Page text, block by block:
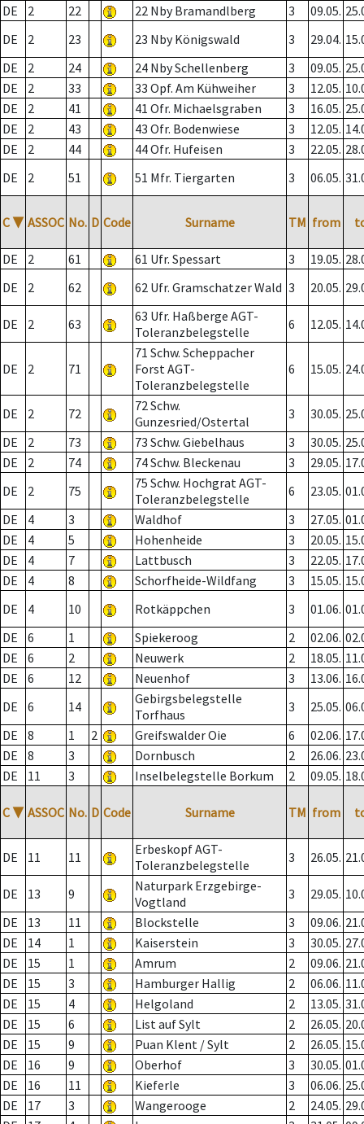
DE
2 22 22 Nby Bramandlberg 3 09.05.
DE
2 23 23 Nby Königswald 3 29.04.
DE
2 24 24 Nby Schellenberg 3 09.05.
DE
2 33 33 Opf. Am Kühweiher 3 12.05.
DE
2 41 41 Ofr. Michaelsgraben 3 16.05.
DE
2 43 43 Ofr. Bodenwiese 3 12.05.
DE
2 44 44 Ofr. Hufeisen 3 22.05.
DE
2 51 51 Mfr. Tiergarten 3 06.05.
C ▼ ASSOC No. D Code Surname TM from
DE 2 61 61 Ufr. Spessart 3 19.05.
DE
2 62 62 Ufr. Gramschatzer Wald 3 20.05.
DE 2 63
63 Ufr. Haßberge AGT-
Toleranzbelegstelle
6 12.05.
DE 2 71
71 Schw. Scheppacher
Forst AGT-
Toleranzbelegstelle
6 15.05.
DE 2 72
72 Schw.
Gunzesried/Ostertal
3 30.05.
DE
2 73 73 Schw. Giebelhaus 3 30.05.
DE
2 74 74 Schw. Bleckenau 3 29.05.
DE
2 75
75 Schw. Hochgrat AGT-
Toleranzbelegstelle
6 23.05.
DE
4 3 Waldhof 3 27.05.
DE
4 5 Hohenheide 3 20.05.
DE
4 7 Lattbusch 3 22.05.
DE
4 8 Schorfheide-Wildfang 3 15.05.
DE
4 10 Rotkäppchen 3 01.06.
DE
6 1 Spiekeroog 2 02.06.
DE
6 2 Neuwerk 2 18.05.
DE
6 12 Neuenhof 3 13.06.
DE
6 14
Gebirgsbelegstelle
Torfhaus
3 25.05.
DE
8 1 2 Greifswalder Oie 6 02.06.
DE
8 3 Dornbusch 2 26.06.
DE
11 3 Inselbelegstelle Borkum 2 09.05.
C ▼ ASSOC No. D Code Surname TM from
DE 11 11
Erbeskopf AGT-
Toleranzbelegstelle
3 26.05.
DE 13 9
Naturpark Erzgebirge-
Vogtland
3 29.05.
DE
13 11 Blockstelle 3 09.06.
DE
14 1 Kaiserstein 3 30.05.
DE
15 1 Amrum 2 09.06.
DE
15 3 Hamburger Hallig 2 06.06.
DE
15 4 Helgoland 2 13.05.
DE
15 6 List auf Sylt 2 26.05.
DE
15 9 Puan Klent / Sylt 2 26.05.
DE
16 9 Oberhof 3 30.05.
DE
16 11 Kieferle 3 06.06.
DE
17 3 Wangerooge 2 24.05.